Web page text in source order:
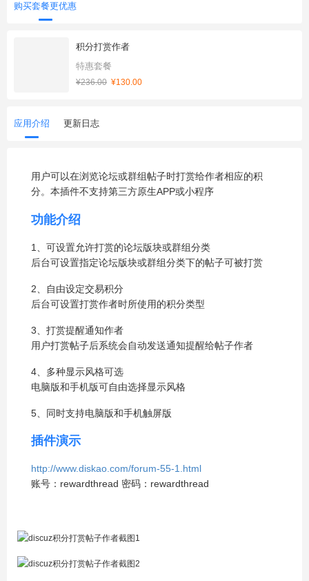
购买套餐更优惠
积分打赏作者
特惠套餐
¥236.00 ¥130.00
应用介绍 更新日志
用户可以在浏览论坛或群组帖子时打赏给作者相应的积
分。本插件不支持第三方原生APP或小程序
功能介绍
1、可设置允许打赏的论坛版块或群组分类
后台可设置指定论坛版块或群组分类下的帖子可被打赏
2、自由设定交易积分
后台可设置打赏作者时所使用的积分类型
3、打赏提醒通知作者
用户打赏帖子后系统会自动发送通知提醒给帖子作者
4、多种显示风格可选
电脑版和手机版可自由选择显示风格
5、同时支持电脑版和手机触屏版
插件演示
http://www.diskao.com/forum-55-1.html
账号：rewardthread 密码：rewardthread